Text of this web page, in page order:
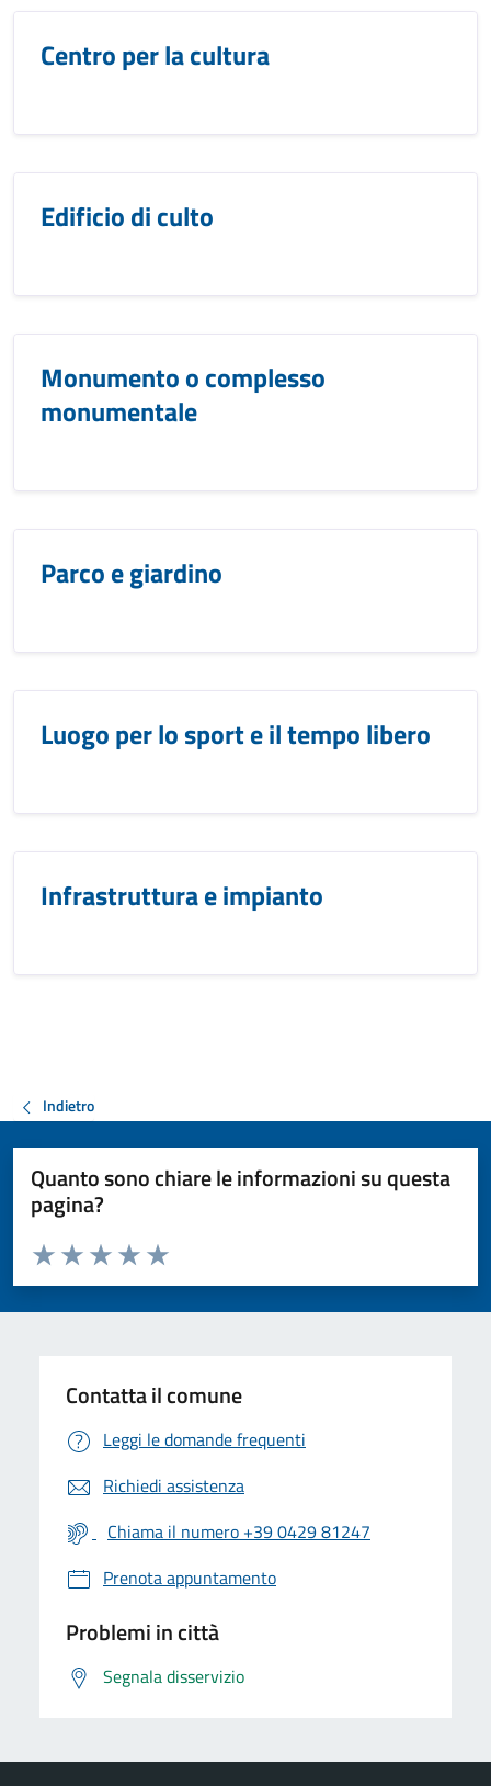
Centro per la cultura
Edificio di culto
Monumento o complesso
monumentale
Parco e giardino
Luogo per lo sport e il tempo libero
Infrastruttura e impianto
Indietro
Quanto sono chiare le informazioni su questa
pagina?
Valuta da 1 a 5 stelle la pagina
Valuta 5 stelle su 5
Valuta 4 stelle su 5
Valuta 3 stelle su 5
Valuta 2 stelle su 5
Valuta 1 stelle su 5
Contatta il comune
Leggi le domande frequenti
Richiedi assistenza
Chiama il numero +39 0429 81247
Prenota appuntamento
Problemi in città
Segnala disservizio